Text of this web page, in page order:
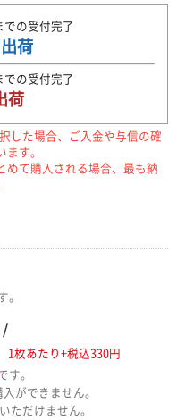
の受付完了
出荷
の受付完了
荷
した場合、ご入金や与信の確
す。
て購入される場合、最も納
/
1枚あたり+税込330円
す。
ができません。
ただけません。